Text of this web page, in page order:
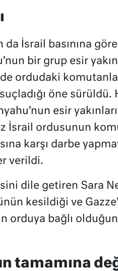
İsrail basınına
bir grup esir
ordudaki
öne
esir
İsrail ordusunun
karşı darbe
verildi.
dile getiren Sara
kesildiği ve
orduya bağlı
tamamına